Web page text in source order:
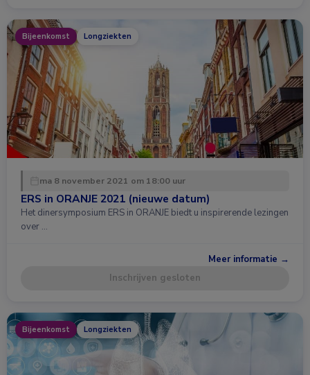
Bijeenkomst Longziekten
ma 8 november 2021 om 18:00 uur
ERS in ORANJE 2021 (nieuwe datum)
Het dinersymposium ERS in ORANJE biedt u inspirerende lezingen
over …
Meer informatie →
Inschrijven gesloten
Bijeenkomst Longziekten